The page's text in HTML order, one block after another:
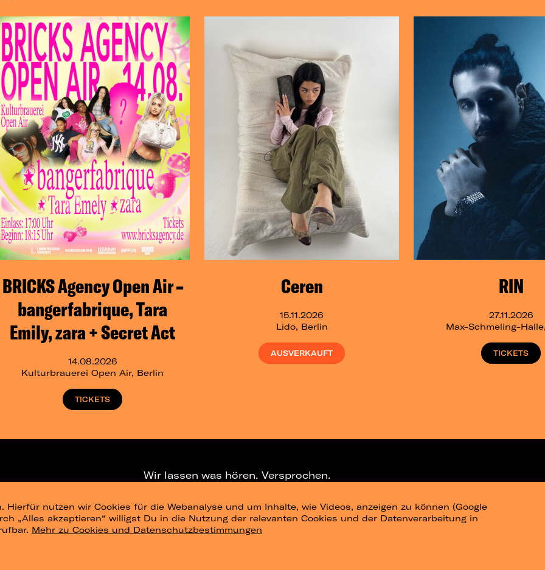
BRICKS Agency Open Air –
bangerfabrique, Tara
Emily, zara + Secret Act
14.08.2026
Kulturbrauerei Open Air, Berlin
TICKETS
Ceren
15.11.2026
Lido, Berlin
AUSVERKAUFT
RIN
27.11.2026
Max-Schmeling-
TICKETS
nutzen wir Cookies für die Webanalyse und um Inhalte, wie Videos, anzeigen zu können (Google
„Alles akzeptieren“ willigst Du in die Nutzung der relevanten Cookies und der Datenverarbeitung in
Mehr zu Cookies und Datenschutzbestimmungen
Wir lassen was hören. Versprochen.
NEWSLETTER TELEGRAM-CHANNEL